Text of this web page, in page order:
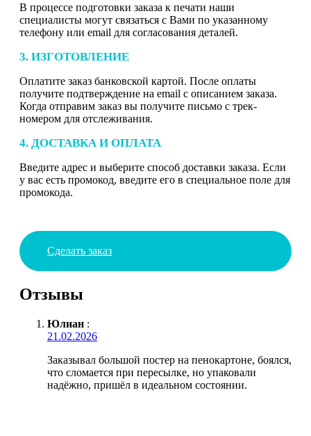
В процессе подготовки заказа к печати наши
специалисты могут связаться с Вами по указанному
телефону или email для согласования деталей.
3. ИЗГОТОВЛЕНИЕ
Оплатите заказ банковской картой. После оплаты
получите подтверждение на email с описанием заказа.
Когда отправим заказ вы получите письмо с трек-
номером для отслеживания.
4. ДОСТАВКА И ОПЛАТА
Введите адрес и выберите способ доставки заказа. Если
у вас есть промокод, введите его в специальное поле для
промокода.
Сделать заказ
Отзывы
Юлиан :
21.02.2026
Заказывал большой постер на пенокартоне, боялся,
что сломается при пересылке, но упаковали
надёжно, пришёл в идеальном состоянии.